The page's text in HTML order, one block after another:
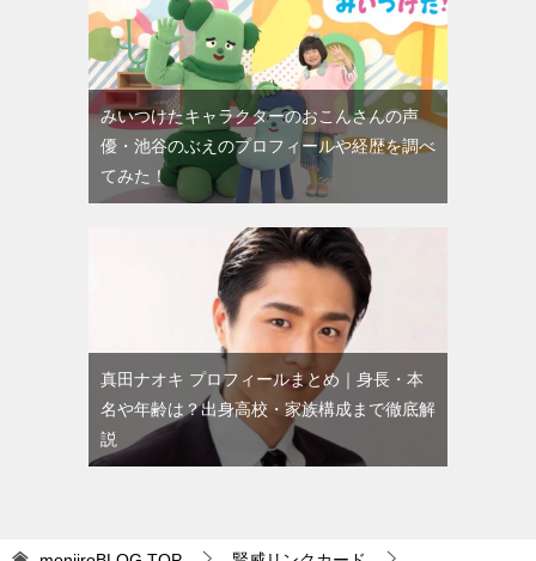
みいつけたキャラクターのおこんさんの声
優・池谷のぶえのプロフィールや経歴を調べ
てみた！
真田ナオキ プロフィールまとめ｜身長・本
名や年齢は？出身高校・家族構成まで徹底解
説